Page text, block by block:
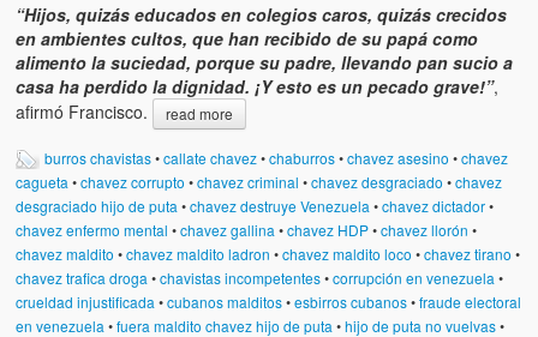
Fotos
Versos
Videos
Chistes
“Hijos, quizás educados en colegios caros, quizás crecidos
en ambientes cultos, que han recibido de su papá como
alimento la suciedad, porque su padre, llevando pan sucio a
casa ha perdido la dignidad. ¡Y esto es un pecado grave!”,
afirmó Francisco.
read more
burros chavistas•callate chavez•chaburros•chavez asesino •chavez
cagueta •chavez corrupto •chavez criminal •chavez desgraciado •chavez
desgraciado hijo de puta •chavez destruye Venezuela •chavez dictador•
chavez enfermo mental •chavez gallina •chavez HDP•chavez llorón •
chavez maldito •chavez maldito ladron •chavez maldito loco •chavez tirano •
chavez trafica droga •chavistas incompetentes•corrupción en venezuela •
crueldad injustificada •cubanos malditos•esbirros cubanos•fraude electoral
en venezuela •fuera maldito chavez hijo de puta •hijo de puta no vuelvas•